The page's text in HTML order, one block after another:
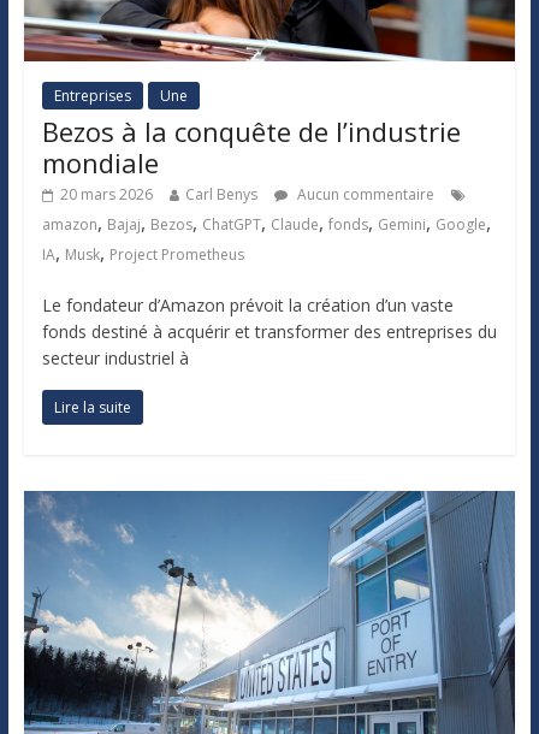
Entreprises Une
Bezos à la conquête de l’industrie
mondiale
20 mars 2026 Carl Benys
Aucun commentaire
amazon, Bajaj, Bezos, ChatGPT, Claude, fonds, Gemini, Google,
IA, Musk, Project Prometheus
Le fondateur d’Amazon prévoit la création d’un vaste
fonds destiné à acquérir et transformer des entreprises du
secteur industriel à
Lire la suite